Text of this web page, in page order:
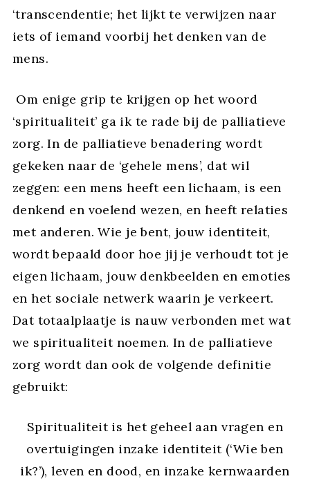
‘transcendentie; het lijkt te verwijzen naar
iets of iemand voorbij het denken van de
mens.
Om enige grip te krijgen op het woord
‘spiritualiteit’ ga ik te rade bij de palliatieve
zorg. In de palliatieve benadering wordt
gekeken naar de ‘gehele mens’, dat wil
zeggen: een mens heeft een lichaam, is een
denkend en voelend wezen, en heeft relaties
met anderen. Wie je bent, jouw identiteit,
wordt bepaald door hoe jij je verhoudt tot je
eigen lichaam, jouw denkbeelden en emoties
en het sociale netwerk waarin je verkeert.
Dat totaalplaatje is nauw verbonden met wat
we spiritualiteit noemen. In de palliatieve
zorg wordt dan ook de volgende definitie
gebruikt:
Spiritualiteit is het geheel aan vragen en
overtuigingen inzake identiteit (‘Wie ben
ik?’), leven en dood, en inzake kernwaarden